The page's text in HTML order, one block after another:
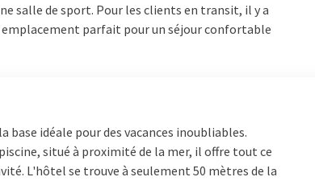
salle de sport. Pour les clients en transit, il y a
parfait pour un séjour confortable
base idéale pour des vacances inoubliables.
situé à proximité de la mer, il offre tout ce
L'hôtel se trouve à seulement 50 mètres de la